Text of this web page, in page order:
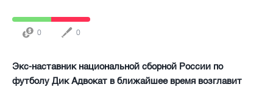
0 0
Экс-наставник национальной сборной России по
футболу Дик Адвокат в ближайшее время возглавит